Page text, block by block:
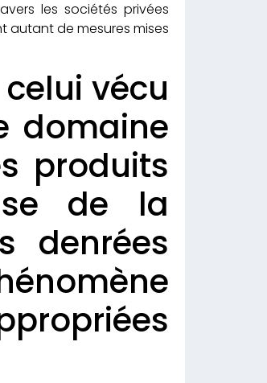
les sociétés privées
autant de mesures mises
vécu
domaine
de la
denrées